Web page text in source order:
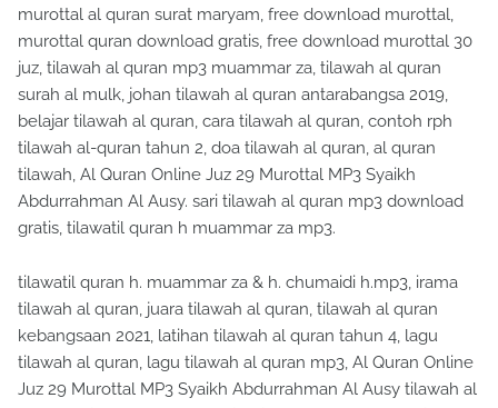
murottal al quran surat maryam, free download murottal,
murottal quran download gratis, free download murottal 30
juz, tilawah al quran mp3 muammar za, tilawah al quran
surah al mulk, johan tilawah al quran antarabangsa 2019,
belajar tilawah al quran, cara tilawah al quran, contoh rph
tilawah al-quran tahun 2, doa tilawah al quran, al quran
tilawah, Al Quran Online Juz 29 Murottal MP3 Syaikh
Abdurrahman Al Ausy. sari tilawah al quran mp3 download
gratis, tilawatil quran h muammar za mp3.
tilawatil quran h. muammar za & h. chumaidi h.mp3, irama
tilawah al quran, juara tilawah al quran, tilawah al quran
kebangsaan 2021, latihan tilawah al quran tahun 4, lagu
tilawah al quran, lagu tilawah al quran mp3, Al Quran Online
Juz 29 Murottal MP3 Syaikh Abdurrahman Al Ausy tilawah al